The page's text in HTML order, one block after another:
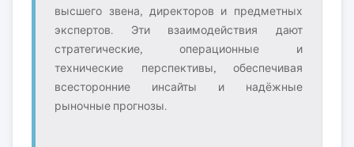
высшего звена, директоров и предметных
экспертов. Эти взаимодействия дают
стратегические, операционные и
технические перспективы, обеспечивая
всесторонние инсайты и надёжные
рыночные прогнозы.